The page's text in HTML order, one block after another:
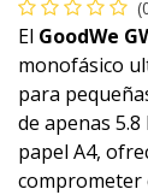
El GoodWe
monofásico
para
de apenas
papel A4,
comprometer